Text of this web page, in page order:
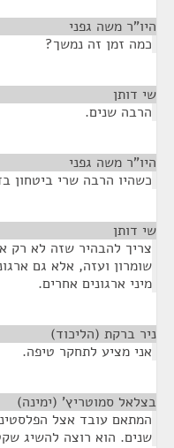
היו"ר משה גפני
כמה זמן זה נמשך?
שי דותן
הרבה שנים.
היו"ר משה גפני
כשהיו הרבה שרי ביטחון
שי דותן
צריך להבהיר שזה לא רק
שומרון ועזה, אלא גם
מיני ארגונים אחרים.
ניר ברקת (הליכוד)
אני מציע לתחקר טיפה.
בצלאל סמוטריץ' (ימינה)
המתאם עובד אצל
שנים. הוא רוצה להשיג